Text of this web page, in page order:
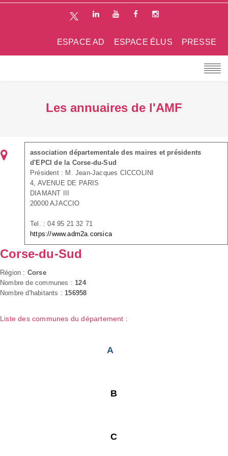
PRESSE
ESPACE ÉLUS
ESPACE AD
Les annuaires de l'AMF
association départementale des maires et présidents
d'EPCI de la Corse-du-Sud
Président : M. Jean-Jacques CICCOLINI
4, AVENUE DE PARIS
DIAMANT III
20000 AJACCIO
Tel. : 04 95 21 32 71
https://www.adm2a.corsica
Corse-du-Sud
Région : Corse
Nombre de communes : 124
Nombre d'habitants : 156958
Liste des communes du département :
A
B
C